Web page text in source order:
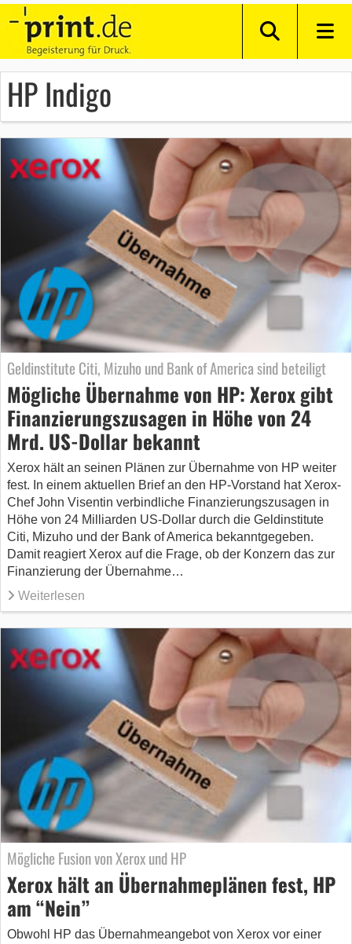
HP Indigo
Geldinstitute Citi, Mizuho und Bank of America sind beteiligt
Mögliche Übernahme von HP: Xerox gibt
Finanzierungszusagen in Höhe von 24
Mrd. US-Dollar bekannt
Xerox hält an seinen Plänen zur Übernahme von HP weiter
fest. In einem aktuellen Brief an den HP-Vorstand hat Xerox-
Chef John Visentin verbindliche Finanzierungszusagen in
Höhe von 24 Milliarden US-Dollar durch die Geldinstitute
Citi, Mizuho und der Bank of America bekanntgegeben.
Damit reagiert Xerox auf die Frage, ob der Konzern das zur
Finanzierung der Übernahme…
Weiterlesen
Mögliche Fusion von Xerox und HP
Xerox hält an Übernahmeplänen fest, HP
am “Nein”
Obwohl HP das Übernahmeangebot von Xerox vor einer